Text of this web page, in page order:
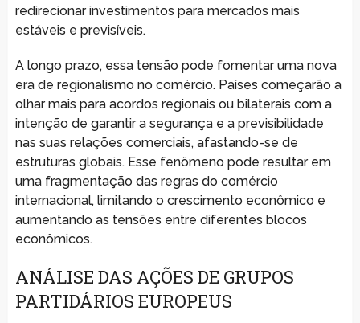
redirecionar investimentos para mercados mais
estáveis e previsíveis.
A longo prazo, essa tensão pode fomentar uma nova
era de regionalismo no comércio. Países começarão a
olhar mais para acordos regionais ou bilaterais com a
intenção de garantir a segurança e a previsibilidade
nas suas relações comerciais, afastando-se de
estruturas globais. Esse fenômeno pode resultar em
uma fragmentação das regras do comércio
internacional, limitando o crescimento econômico e
aumentando as tensões entre diferentes blocos
econômicos.
ANÁLISE DAS AÇÕES DE GRUPOS
PARTIDÁRIOS EUROPEUS